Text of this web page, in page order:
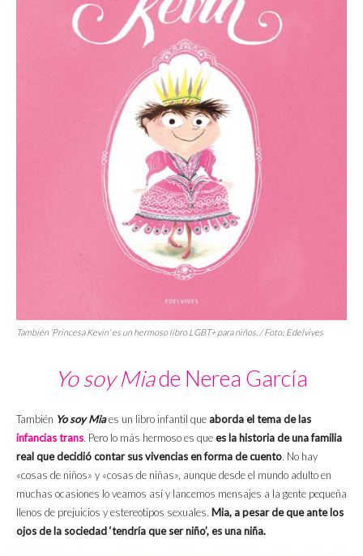
También ‘ Princesa Kevin‘ es un hermoso libro LGBT+ para niños. / Foto: Edelvives
Yo soy Miade Nerea García
También Yo soy Miaes un libro infantil que aborda el tema de las
infancias trans. Pero lo más hermoso es quees la historia de una familia
real que decidió contar sus vivencias en forma de cuento. No hay
«cosas de niños» y «cosas de niñas», aunque desde el mundo adulto en
muchas ocasiones lo veamos así y lancemos mensajes a la gente pequeña
llenos de prejuicios y estereotipos sexuales. Mia, a pesar de que ante los
ojos de la sociedad ‘tendría que ser niño’, es una niña.